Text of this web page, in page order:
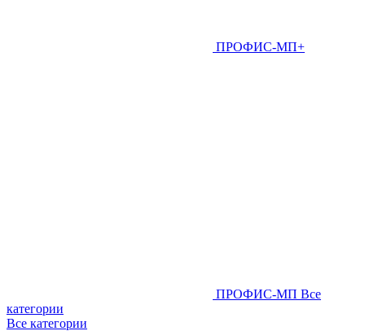
ПРОФИС-МП+
ПРОФИС-МП Все
категории
Все категории